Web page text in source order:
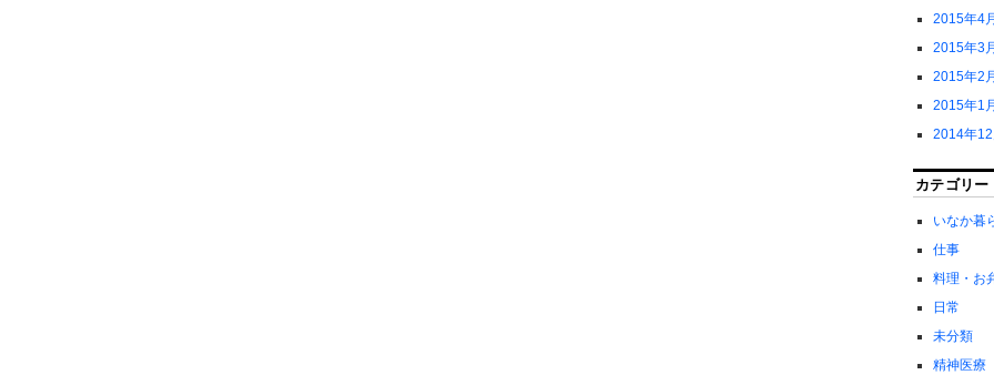
2015年4月
2015年3月
2015年2月
2015年1月
2014年12
カテゴリー
いなか暮
仕事
料理・お
日常
未分類
精神医療